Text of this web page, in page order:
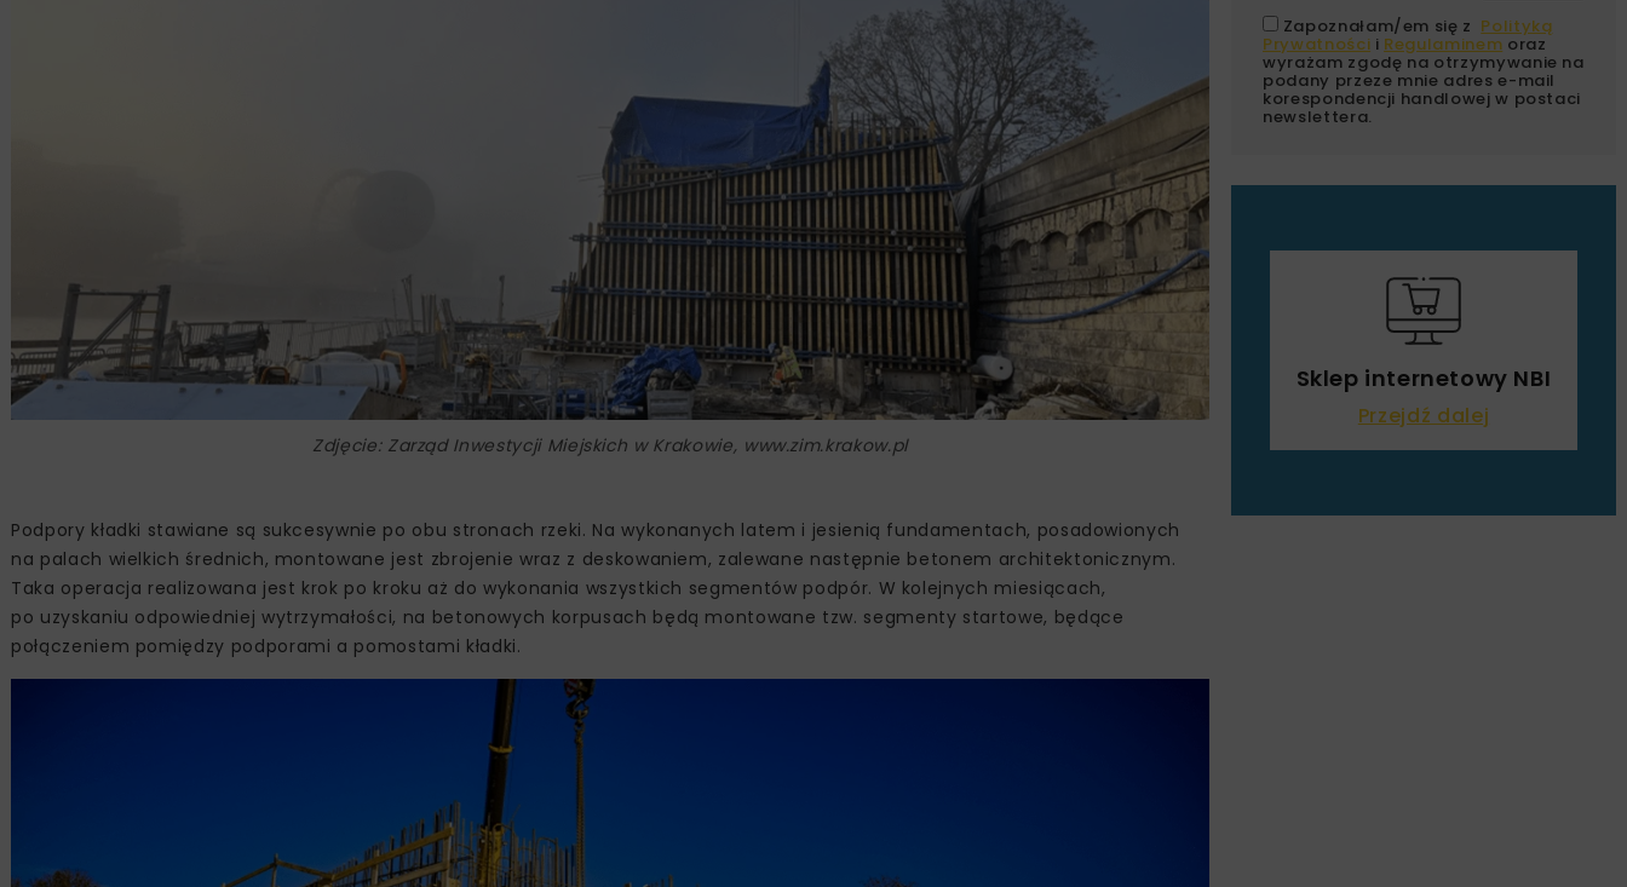
Zdjęcie: Zarząd Inwestycji Miejskich w Krakowie, www.zim.krakow.pl
Podpory kładki stawiane są sukcesywnie po obu stronach rzeki. Na wykonanych latem i jesienią fundamentach, posadowionych
na palach wielkich średnich, montowane jest zbrojenie wraz z deskowaniem, zalewane następnie betonem architektonicznym.
Taka operacja realizowana jest krok po kroku aż do wykonania wszystkich segmentów podpór. W kolejnych miesiącach,
po uzyskaniu odpowiedniej wytrzymałości, na betonowych korpusach będą montowane tzw. segmenty startowe, będące
połączeniem pomiędzy podporami a pomostami kładki.
Zapoznałam/em się z Polityką
Prywatności i Regulaminem oraz
wyrażam zgodę na otrzymywanie na
podany przeze mnie adres e-mail
korespondencji handlowej w postaci
newslettera.
Sklep internetowy NBI
Przejdź dalej